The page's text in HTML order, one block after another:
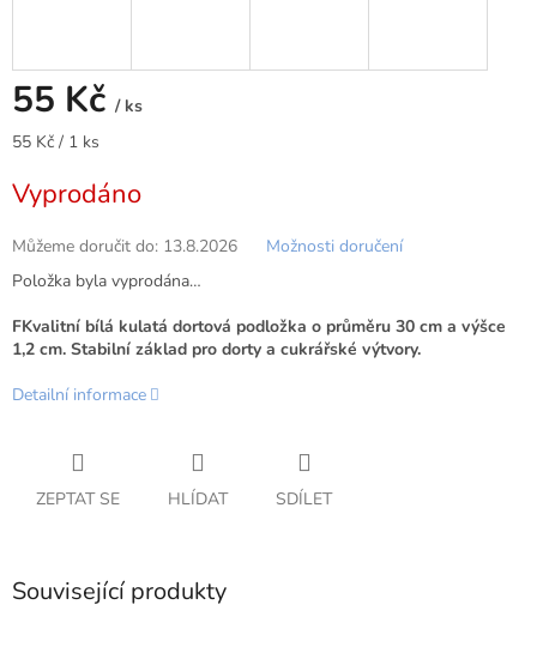
55 Kč / ks
Měrná
55 Kč / 1 ks
Vyprodáno
Můžeme doručit do: 13.8.2026
Možnosti doručení
Položka byla vyprodána…
FKvalitní bílá kulatá dortová podložka o průměru 30 cm a výšce
1,2 cm. Stabilní základ pro dorty a cukrářské výtvory.
Detailní informace
ZEPTAT SE HLÍDAT SDÍLET
Související produkty